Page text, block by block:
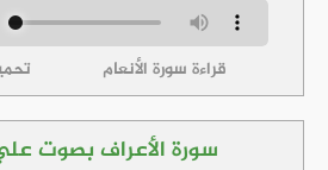
قراءة سورة الأنعام
سورة الأعراف بصوت